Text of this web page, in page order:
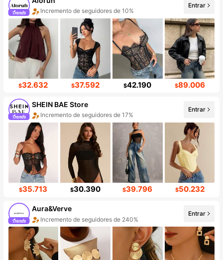
Incremento de seguidores de 10%
Entrar
$32.632 $37.592 $42.190 $89.006
SHEIN BAE Store
Incremento de seguidores de 17%
Entrar
$35.713 $30.390 $39.796 $50.232
Aura&Verve
Incremento de seguidores de 240%
Entrar